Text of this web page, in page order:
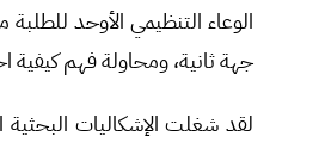
الوعاء التنظيمي الأوحد
جهة ثانية، ومحاولة فهم كيفية
لقد شغلت الإشكاليات البحثية